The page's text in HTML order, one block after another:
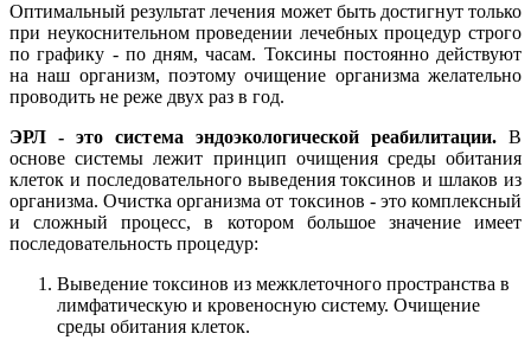
Оптимальный результат лечения может быть достигнут только
при неукоснительном проведении лечебных процедур строго
по графику - по дням, часам. Токсины постоянно действуют
на наш организм, поэтому очищение организма желательно
проводить не реже двух раз в год.
ЭРЛ - это система эндоэкологической реабилитации.В
основе системы лежит принцип очищения среды обитания
клеток и последовательного выведения токсинов и шлаков из
организма. Очистка организма от токсинов - это комплексный
и сложный процесс, в котором большое значение имеет
последовательность процедур:
Выведение токсинов из межклеточного пространства в
лимфатическую и кровеносную систему. Очищение
среды обитания клеток.